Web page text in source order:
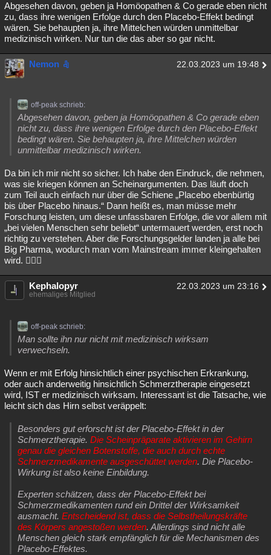
Abgesehen davon, geben ja Homöopathen & Co gerade eben nicht
zu, dass ihre wenigen Erfolge durch den Placebo-Effekt bedingt
wären. Sie behaupten ja, ihre Mittelchen würden unmittelbar
medizinisch wirken. Nur tun die das aber so gar nicht.
Nemon 22.03.2023 um 19:48
off-peak schrieb:
Abgesehen davon, geben ja Homöopathen & Co gerade eben
nicht zu, dass ihre wenigen Erfolge durch den Placebo-Effekt
bedingt wären. Sie behaupten ja, ihre Mittelchen würden
unmittelbar medizinisch wirken.
Da bin ich mir nicht so sicher. Ich habe den Eindruck, die nehmen,
was sie kriegen können an Scheinargumenten. Das läuft doch
zum Teil auch einfach nur über die Schiene „Placebo ebenbürtig
bis über Placebo hinaus.“ Dann heißt es, man müsse mehr
Forschung leisten, um diese unfassbaren Erfolge, die vor allem mit
„bei vielen Menschen sehr beliebt“ untermauert werden, erst noch
richtig zu verstehen. Aber die Forschungsgelder landen ja alle bei
Big Pharma, wodurch man vom Mainstream immer kleingehalten
wird. 🤷🏼‍♂️
Kephalopyr 22.03.2023 um 23:16
ehemaliges Mitglied
off-peak schrieb:
Man sollte ihn nur nicht mit medizinisch wirksam
verwechseln.
Wenn er mit Erfolg hinsichtlich einer psychischen Erkrankung,
oder auch anderweitig hinsichtlich Schmerztherapie eingesetzt
wird, IST er medizinisch wirksam. Interessant ist die Tatsache, wie
leicht sich das Hirn selbst veräppelt:
Besonders gut erforscht ist der Placebo-Effekt in der
Schmerztherapie. Die Scheinpräparate aktivieren im Gehirn
genau die gleichen Botenstoffe, die auch durch echte
Schmerzmedikamente ausgeschüttet werden. Die Placebo-
Wirkung ist also keine Einbildung.
Experten schätzen, dass der Placebo-Effekt bei
Schmerzmedikamenten rund ein Drittel der Wirksamkeit
ausmacht. Entscheidend ist, dass die Selbstheilungskräfte
des Körpers angestoßen werden. Allerdings sind nicht alle
Menschen gleich stark empfänglich für die Mechanismen des
Placebo-Effektes.